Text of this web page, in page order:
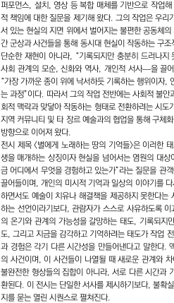
퍼포먼스, 설치, 영상 등 복합 매체를 기반으로 작업
적 책임에 대한 질문을 제기해 왔다. 그의 작업은 우
서 있는 현실의 지면 위에서 벌어지는 불편한 공동체
간 군상과 사건들을 통해 동시대 현실이 작동하는 구
단순한 재현이 아니라, “기록되지만 충분히 드러나
사회 관계의 모순, 신화와 역사, 개인적 서사—을 끌
“가장 가까운 종이 위에 낙서하듯 기록하는 행위이자,
는 과정”이다. 따라서 그의 작업 전반에는 사회적 불
회적 맥락과 맞닿아 작동하는 형태로 전환하려는 시
지역 커뮤니티 및 타 장르 예술과의 협업을 통해 구체
방향으로 이어져 왔다.
전시 제목 <별에게 노래하는 땅의 기억들>은 이러한
생을 매개하는 상징이자 현실을 넘어서는 염원의 대
금 어디에서 무엇을 경험하고 있는가”라는 질문을 관
끌어들이며, 개인의 미시적 기억과 일상의 이야기를
하면서도 예술이 치유나 해결책을 제공하지 못한다
하는 선언이라기보다, 관람자가 스스로 사유하도록
의 온기와 관계의 가능성을 갈망하는 태도, 기록되지
도, 그리고 지금을 감각하고 기억하려는 태도가 작업
과 경험은 각기 다른 시간성을 만들어낸다고 말한다.
의 사건이며, 이 사건들이 나열될 때 새로운 관계와
불완전한 형상들의 집합이 아니라, 서로 다른 시간과
환된다. 이 전시는 단일한 서사를 제시하기보다, 불확
지를 묻는 열린 시퀀스로 펼쳐진다.